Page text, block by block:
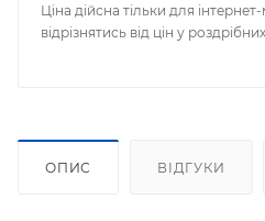
Ціна дійсна тільки для
відрізнятись від цін у
ОПИС ВІДГУКИ